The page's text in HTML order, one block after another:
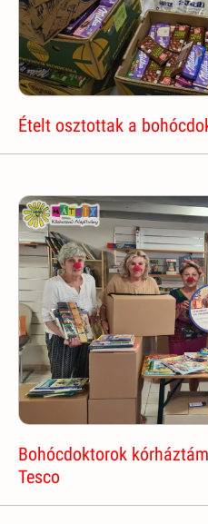
Ételt osztottak a
Bohócdoktorok
Tesco